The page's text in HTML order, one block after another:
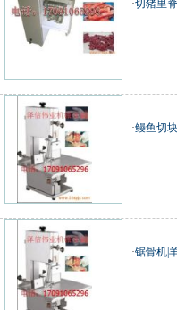
·切猪里
·鳗鱼切
·锯骨机|